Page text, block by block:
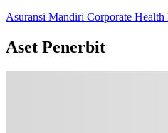
Asuransi Mandiri Corporate Health
Aset Penerbit